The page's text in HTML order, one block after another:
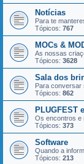
Notícias
Para te
Tópicos: 767
MOCs &
As nossas
Tópicos: 3628
Sala dos
Para conversar
Tópicos: 862
PLUGFEST
Os encontros e
Tópicos: 373
Software
Quando a
Tópicos: 213